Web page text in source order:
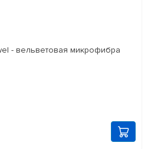
- вельветовая микрофибра